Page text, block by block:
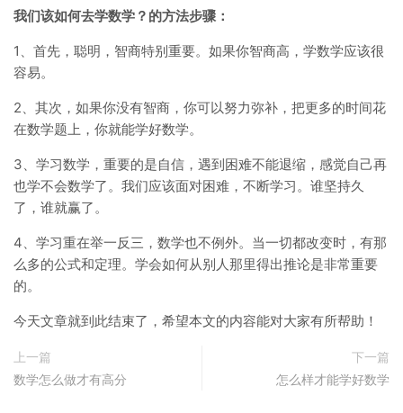
我们该如何去学数学？的方法步骤：
1、首先，聪明，智商特别重要。如果你智商高，学数学应该很
容易。
2、其次，如果你没有智商，你可以努力弥补，把更多的时间花
在数学题上，你就能学好数学。
3、学习数学，重要的是自信，遇到困难不能退缩，感觉自己再
也学不会数学了。我们应该面对困难，不断学习。谁坚持久
了，谁就赢了。
4、学习重在举一反三，数学也不例外。当一切都改变时，有那
么多的公式和定理。学会如何从别人那里得出推论是非常重要
的。
今天文章就到此结束了，希望本文的内容能对大家有所帮助！
上一篇
数学怎么做才有高分
下一篇
怎么样才能学好数学